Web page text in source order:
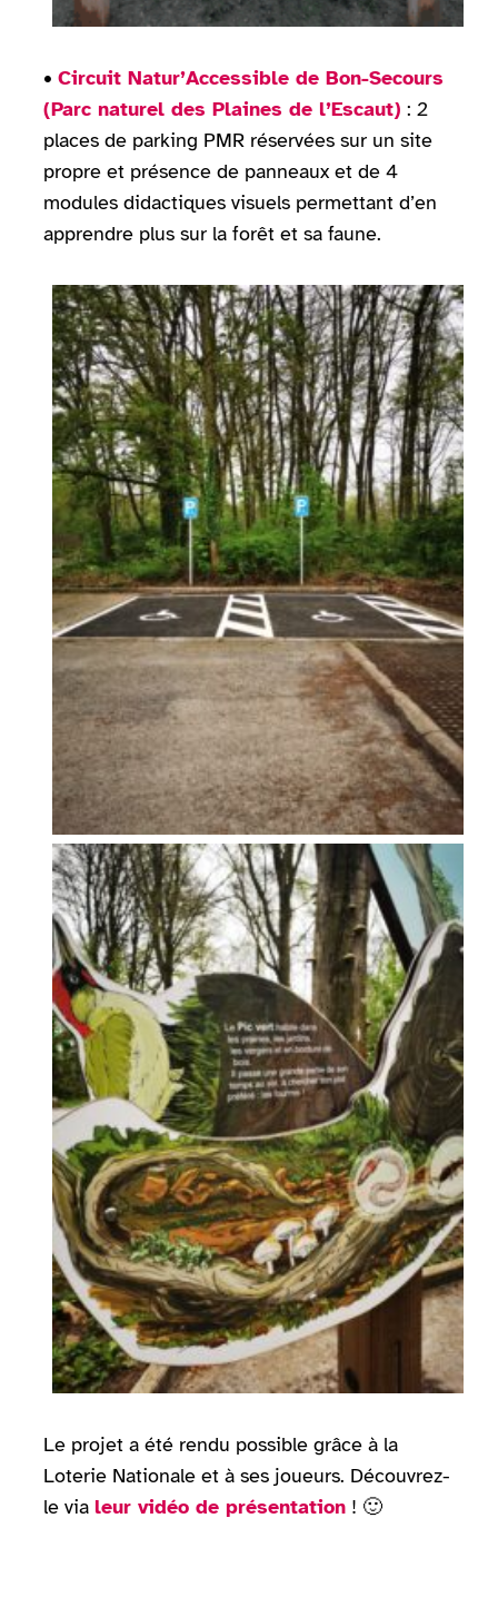
• Circuit Natur’Accessible de Bon-Secours
(Parc naturel des Plaines de l’Escaut) : 2
places de parking PMR réservées sur un site
propre et présence de panneaux et de 4
modules didactiques visuels permettant d’en
apprendre plus sur la forêt et sa faune.
Le projet a été rendu possible grâce à la
Loterie Nationale et à ses joueurs. Découvrez-
le via leur vidéo de présentation! 🙂